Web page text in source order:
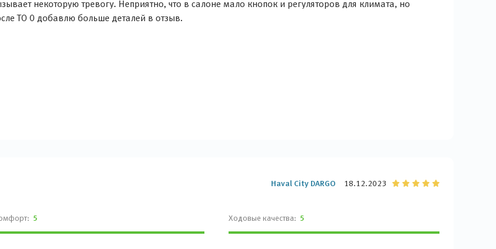
некоторую тревогу. Неприятно, что в салоне мало кнопок и регуляторов для климата, но
ТО 0 добавлю больше деталей в отзыв.
Haval City DARGO 18.12.2023
5 Ходовые качества: 5